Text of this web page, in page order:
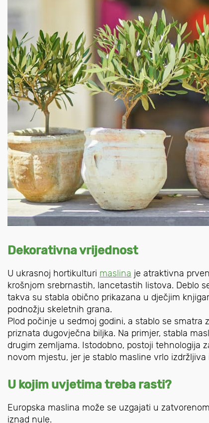
Dekorativna vrijednost
U ukrasnoj hortikulturi maslina je atraktivna
krošnjom srebrnastih, lancetastih listova. Deblo
takva su stabla obično prikazana u dječjim
podnožju skeletnih grana.
Plod počinje u sedmoj godini, a stablo se
priznata dugovječna biljka. Na primjer, stabla
drugim zemljama. Istodobno, postoji tehnologija
novom mjestu, jer je stablo masline vrlo izdržljiva
U kojim uvjetima treba rasti?
Europska maslina može se uzgajati u
iznad nule.